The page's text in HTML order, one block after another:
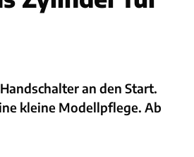
an den Start.
kleine Modellpflege. Ab